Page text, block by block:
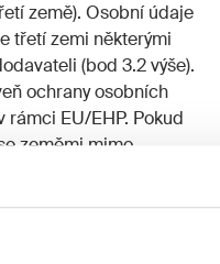
země). Osobní údaje
třetí zemi některými
(bod 3.2 výše).
ochrany osobních
rámci EU/EHP. Pokud
zeměmi mimo
doložky
doložky jsou k